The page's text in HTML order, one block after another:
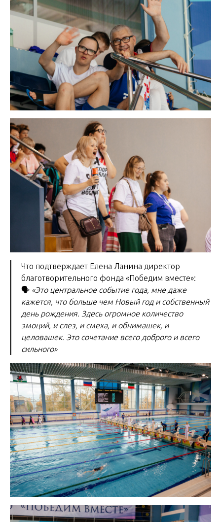
Что подтверждает Елена Ланина директор
благотворительного фонда «Победим вместе»:
🗣 «Это центральное событие года, мне даже
кажется, что больше чем Новый год и собственный
день рождения. Здесь огромное количество
эмоций, и слез, и смеха, и обнимашек, и
целовашек. Это сочетание всего доброго и всего
сильного»